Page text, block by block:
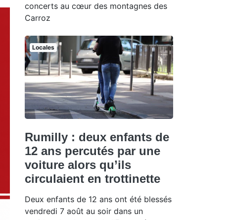
concerts au cœur des montagnes des
Carroz
Locales
Rumilly : deux enfants de
12 ans percutés par une
voiture alors qu’ils
circulaient en trottinette
Deux enfants de 12 ans ont été blessés
vendredi 7 août au soir dans un